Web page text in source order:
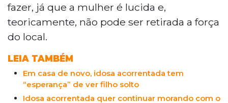
fazer, já que a mulher é lucida e,
teoricamente, não pode ser retirada a força
do local.
LEIA TAMBÉM
Em casa de novo, idosa acorrentada tem
“esperança” de ver filho solto
Idosa acorrentada quer continuar morando com o